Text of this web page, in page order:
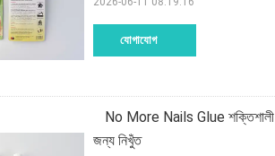
যোগাযোগ
No More Nails Glue শক্তিশালী
জন্য নিখুঁত